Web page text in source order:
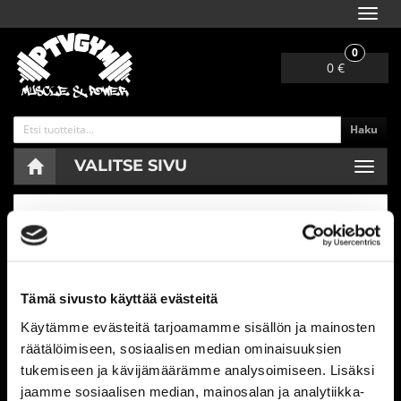
Tämä sivusto käyttää evästeitä
Käytämme evästeitä tarjoamamme sisällön ja mainosten
räätälöimiseen, sosiaalisen median ominaisuuksien
tukemiseen ja kävijämäärämme analysoimiseen. Lisäksi
jaamme sosiaalisen median, mainosalan ja analytiikka-
0 €
0
Haku
VALITSE SIVU
Salasanan uusiminen
Tilaa uusi salasana
Ohjeet